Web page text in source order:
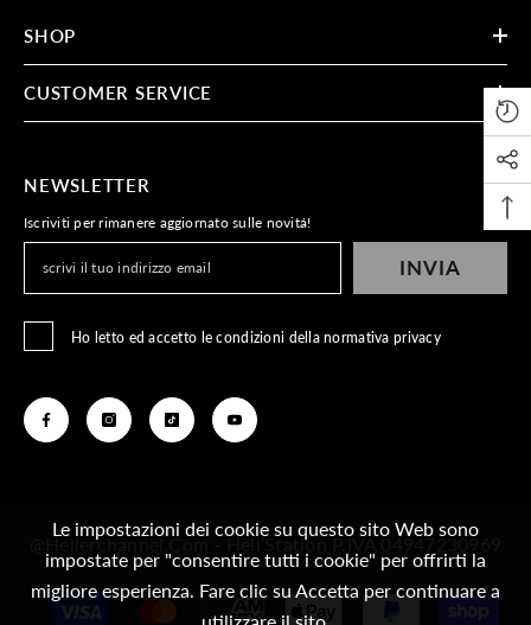
SHOP
CUSTOMER SERVICE
NEWSLETTER
Iscriviti per rimanere aggiornato sulle novitá!
INVIA
Ho letto ed accetto le condizioni della normativa privacy
@Hellerchannel.com - Hell’Station P.IVA 04947230969
Metodi
Le impostazioni dei cookie su questo sito Web sono
impostate per "consentire tutti i cookie" per offrirti la
migliore esperienza. Fare clic su Accetta per continuare a